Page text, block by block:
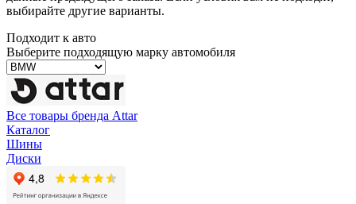
выбирайте другие варианты.
Подходит к авто
Выберите подходящую марку автомобиля
Все товары бренда Attar
Каталог
Шины
Диски